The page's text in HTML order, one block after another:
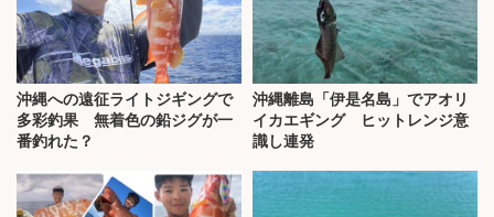
沖縄への遠征ライトジギングで
多彩釣果 無着色の鉛ジグが一
番釣れた？
沖縄離島「伊是名島」でアオリ
イカエギング ヒットレンジ意
識し連発